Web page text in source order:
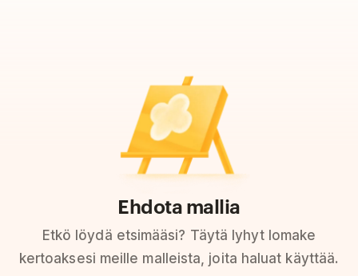
Ehdota mallia
Etkö löydä etsimääsi? Täytä lyhyt lomake
kertoaksesi meille malleista, joita haluat käyttää.